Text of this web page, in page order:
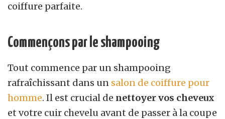
coiffure parfaite.
Commençons par le shampooing
Tout commence par un shampooing
rafraîchissant dans un salon de coiffure pour
homme. Il est crucial de nettoyer vos cheveux
et votre cuir chevelu avant de passer à la coupe